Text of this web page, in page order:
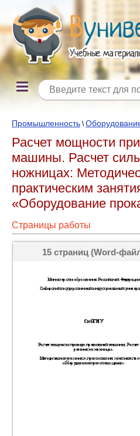
Промышленность \
Расчет мощности
машины. Расчет
ножницах:
практическим
«Оборудование
Страницы работы
15 страниц (Word-